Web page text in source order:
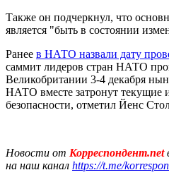
Также он подчеркнул, что
является "быть в состоянии
Ранее в НАТО назвали дату
саммит лидеров стран НАТО
Великобритании 3-4 декабря
НАТО вместе затронут текущие
безопасности, отметил Йенс
Новости от Корреспондент.net
на наш канал https://t.me/